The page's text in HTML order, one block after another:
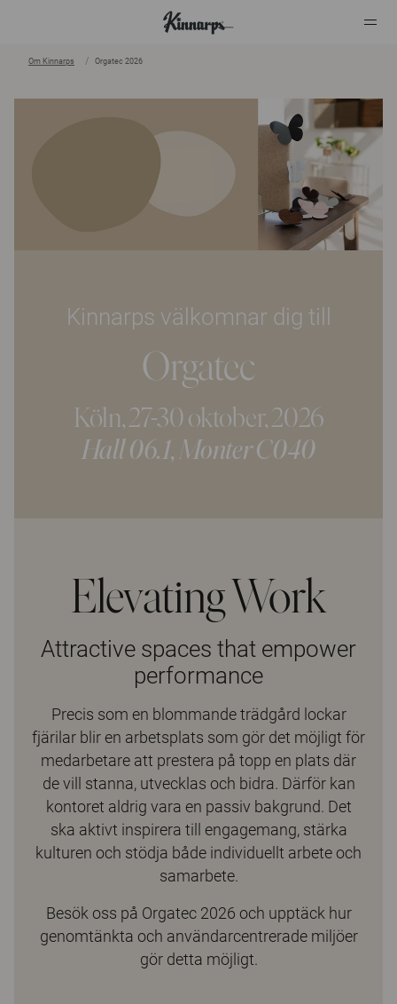
Om Kinnarps Orgatec 2026
Kinnarps välkomnar dig till
Orgatec
Köln, 27-30 oktober, 2026
Hall 06.1, Monter C040
Elevating Work
Attractive spaces that empower
performance
Precis som en blommande trädgård lockar
fjärilar blir en arbetsplats som gör det möjligt för
medarbetare att prestera på topp en plats där
de vill stanna, utvecklas och bidra. Därför kan
kontoret aldrig vara en passiv bakgrund. Det
ska aktivt inspirera till engagemang, stärka
kulturen och stödja både individuellt arbete och
samarbete.
Besök oss på Orgatec 2026 och upptäck hur
genomtänkta och användarcentrerade miljöer
gör detta möjligt.